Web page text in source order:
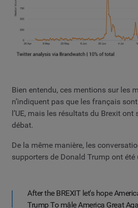
Bien entendu, ces mentions sur les
n’indiquent pas que les français
l’UE, mais les résultats du Brexit
débat.
De la même manière, les
supporters de Donald Trump ont été
After the BREXIT let's hope
Trump To mâle America Great